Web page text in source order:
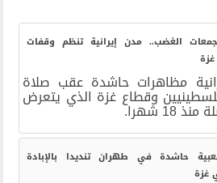
الغضب.. مدن إيرانية تنظم وقفات
مظاهرات حاشدة عقب صلاة
وقطاع غزة الذي يتعرض
شهرا.
حاشدة في طهران تنديدا بالإبادة
غزة